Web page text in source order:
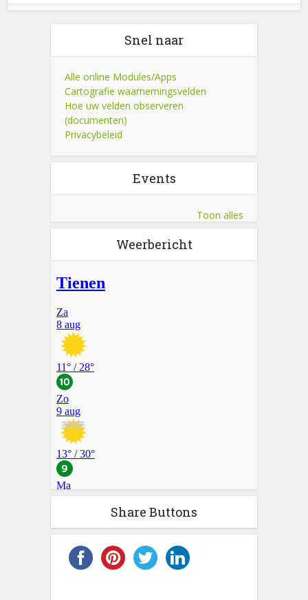
Snel naar
Alle online Modules/Apps
Cartografie waarnemingsvelden
Hoe uw velden observeren
(documenten)
Privacybeleid
Events
Toon alles
Weerbericht
Share Buttons